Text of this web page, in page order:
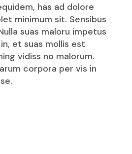
has ad dolore
minimum sit. Sensibus
suas maloru impetus
et suas mollis est
vidiss no malorum.
corpora per vis in